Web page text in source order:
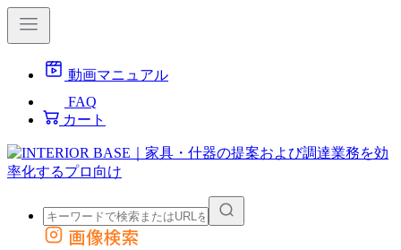
動画マニュアル
FAQ
カート
外部サイトの商品をカートに追加
画像検索